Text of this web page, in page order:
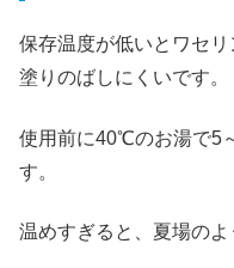
保存温度が低いとワセ
塗りのばしにくいです。
使用前に40℃のお湯で5
す。
温めすぎると、夏場のよ